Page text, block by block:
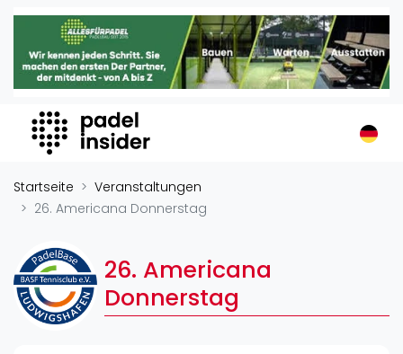
Padel Insider
Home
Organisationen
Buchungssysteme
Padel-Shops
Padel-Marken
Verschiedenes
Veranstaltungen
Startseite
Veranstaltungen
26. Americana Donnerstag
26. Americana
Donnerstag